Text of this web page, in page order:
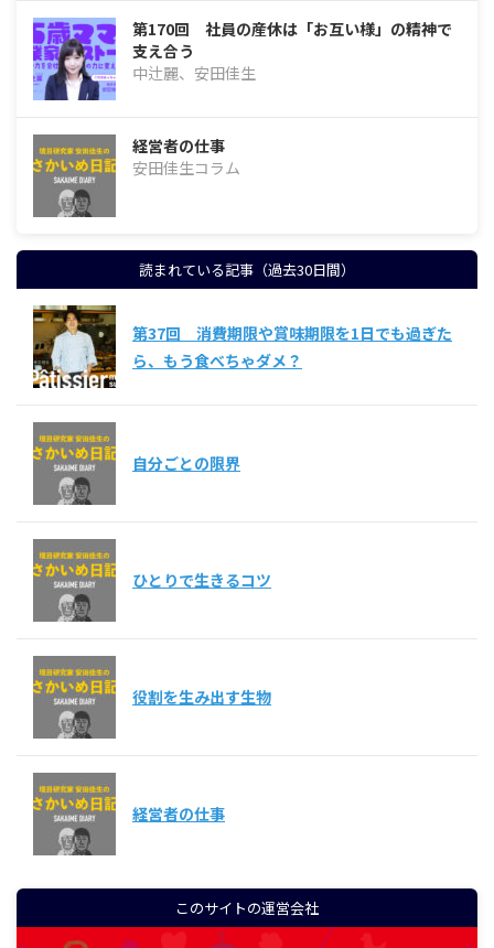
第170回 社員の産休は「お互い様」の精神で
支え合う
中辻麗、安田佳生
経営者の仕事
安田佳生コラム
読まれている記事（過去30日間）
第37回 消費期限や賞味期限を1日でも過ぎた
ら、もう食べちゃダメ？
自分ごとの限界
ひとりで生きるコツ
役割を生み出す生物
経営者の仕事
このサイトの運営会社